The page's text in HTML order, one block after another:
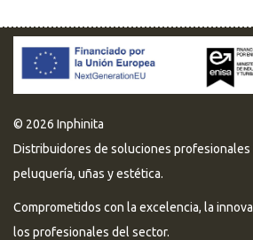
© 2026 Inphinita
Distribuidores de soluciones profesionales
peluquería, uñas y estética.
Comprometidos con la excelencia, la
los profesionales del sector.